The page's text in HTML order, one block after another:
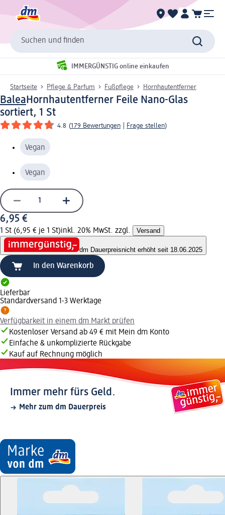
Suchen und finden
IMMERGÜNSTIG online einkaufen
Startseite Pflege & Parfum Fußpflege Hornhautentferner
Balea Hornhautentferner Feile Nano-Glas
sortiert, 1 St
4.8 (179 Bewertungen Frage stellen)
Vegan
Vegan
6,95 €
1 St (6,95 € je 1 St)inkl. 20% MwSt. zzgl. Versand
dm Dauerpreisnicht erhöht seit 18.06.2025
In den Warenkorb
Lieferbar
Standardversand 1-3 Werktage
Verfügbarkeit in einem dm Markt prüfen
Kostenloser Versand ab 49 € mit Mein dm Konto
Einfache & unkomplizierte Rückgabe
Kauf auf Rechnung möglich
Immer mehr fürs Geld.
Mehr zum dm Dauerpreis